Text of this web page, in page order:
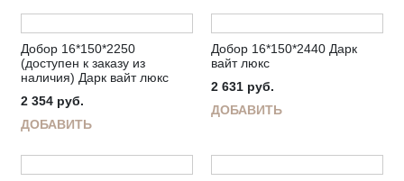
Добор 16*150*2250
(доступен к заказу из
наличия) Дарк вайт люкс
2 354 руб.
ДОБАВИТЬ
Добор 16*150*2440 Дарк
вайт люкс
2 631 руб.
ДОБАВИТЬ